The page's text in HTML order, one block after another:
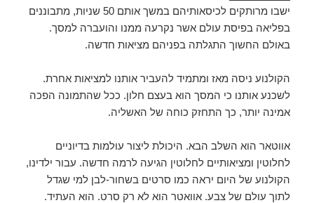
ישבו מרותקים לכיסאותיהם במשך אותם 50 שניות, מתבוננים
בפליאה בפיסת עולם אשר נקרעה ממנו והועברה למסך.
באולם החשוך התגלתה בפניהם מציאות חדשה.
הקולנוע ניסה מאז ומתמיד להעביר אותנו למציאות אחרת.
לשכנע אותנו כי המסך הוא בעצם חלון. ככל שהתמונה הפכה
אמינה יותר, כך התחזק כוחה של האשליה.
אווטאר הוא השלב הבא. היכולת ליצור עולמות בדיוניים
לחלוטין ומציאותיים לחלוטין הגיעה לרמה חדשה. עבור ילדינו,
הקולנוע של היום יראה כמו סרטים בשחור-לבן למי שגדל
לתוך עולם של צבע. אוואטר הוא לא רק סרט. הוא העתיד.